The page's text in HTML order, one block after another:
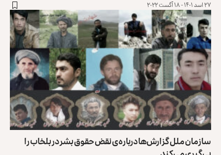
۲۷ اسد ۱۴۰۱ - ۱۸ آگست ۲۰۲۲
سازمان ملل گزارش‌ها درباره‌ی نقض حقوق بشر در بلخاب را